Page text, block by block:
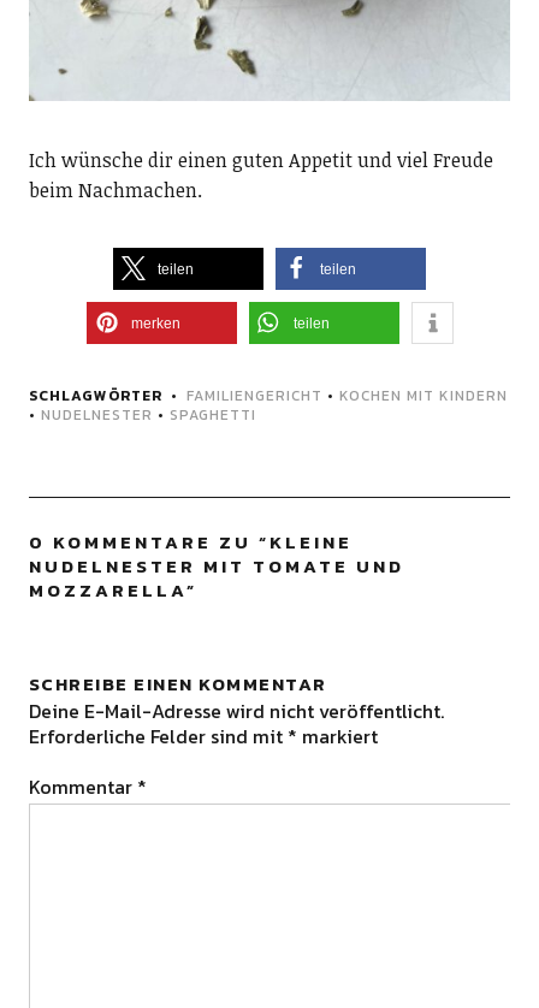
Ich wünsche dir einen guten Appetit und viel Freude
beim Nachmachen.
teilen teilen
merken teilen
SCHLAGWÖRTER FAMILIENGERICHT • KOCHEN MIT KINDERN
• NUDELNESTER • SPAGHETTI
0 KOMMENTARE ZU “KLEINE
NUDELNESTER MIT TOMATE UND
MOZZARELLA”
SCHREIBE EINEN KOMMENTAR
Deine E-Mail-Adresse wird nicht veröffentlicht.
Erforderliche Felder sind mit * markiert
Kommentar *